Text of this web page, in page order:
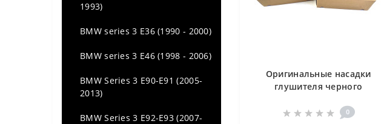
Audi TT (MK3) (2014 -...)
1993)
BMW series 3 E36 (1990 - 2000)
BMW series 3 E46 (1998 - 2006)
BMW Series 3 E90-E91 (2005-
2013)
BMW Series 3 E92-E93 (2007-
Оригинальные насадки
глушителя черного
(G05), X6 (G06), X7 (G07)
0